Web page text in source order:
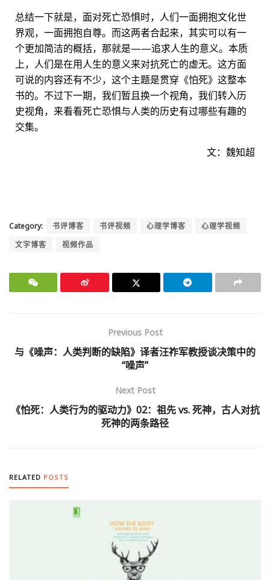
总结一下就是，面对死亡恐惧时，人们一面拥抱文化世
界观，一面拥抱自尊。而这两者合起来，其实可以有一
个更加简洁的概括，那就是——追求人生的意义。本质
上，人们是在用人生的意义来对抗死亡的虚无。这方面
可说的内容还有不少，这个主题是贯穿《怕死》这整本
书的。不过下一期，我们暂且换一个视角，我们转入历
史视角，来看看死亡恐惧与人类的历史有过哪些有趣的
交集。
文：魏知超
Category: 书评博客 书评视频 心理学博客
心理学视频
文字博客
视频作品
Previous Post
与《噪声：人类判断的缺陷》译者汪祚军教授谈决策中的
“噪声”
Next Post
《怕死：人类行为的驱动力》02：祖先 vs. 死神，古人对抗
死神的两条路径
RELATED POSTS